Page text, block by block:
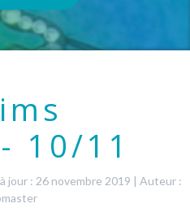
10/11
jour : 26 novembre 2019 | Auteur :